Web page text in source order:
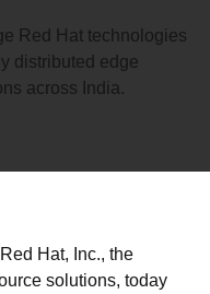
Red Hat technologies
distributed edge
across India.
Red Hat, Inc., the
solutions, today